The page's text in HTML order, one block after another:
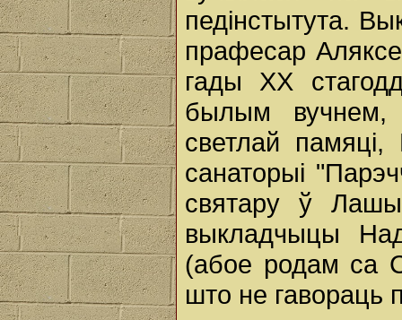
педінстытута.
прафесар
гады ХХ
былым вучнем,
светлай
санаторыі
святару ў
выкладчыцы
(абое родам са
што не гавораць